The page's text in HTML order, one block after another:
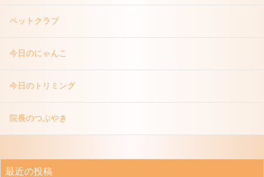
ペットクラブ
今日のにゃんこ
今日のトリミング
院長のつぶやき
最近の投稿